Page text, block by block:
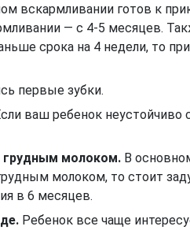
вскармливании готов к
— с 4-5 месяцев.
срока на 4 недели, то
первые зубки.
ваш ребенок неустойчиво
грудным молоком. В
молоком, то стоит
в 6 месяцев.
Ребенок все чаще